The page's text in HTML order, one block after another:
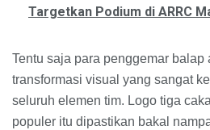
Targetkan Podium di ARRC
Tentu saja para penggemar balap
transformasi visual yang sangat
seluruh elemen tim. Logo tiga
populer itu dipastikan bakal